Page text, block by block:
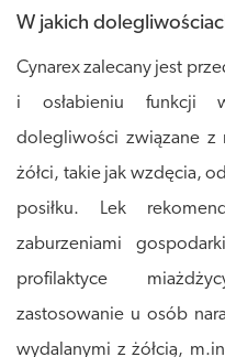
W jakich
Cynarex zalecany jest
i osłabieniu funkcji
dolegliwości związane z
żółci, takie jak wzdęcia,
posiłku. Lek
zaburzeniami
profilaktyce
zastosowanie u osób
wydalanymi z żółcią,